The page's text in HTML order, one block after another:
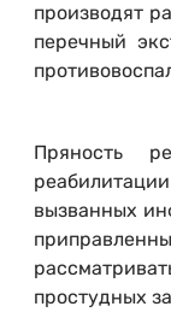
производят
перечный
Пряность
вызванных
простудных